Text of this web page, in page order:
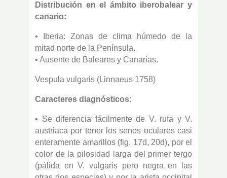
Distribución en el ámbito iberobalear y
canario:
• Iberia: Zonas de clima húmedo de la
mitad norte de la Península.
• Ausente de Baleares y Canarias.
Vespula vulgaris (Linnaeus 1758)
Caracteres diagnósticos:
• Se diferencia fácilmente de V. rufa y V.
austriaca por tener los senos oculares casi
enteramente amarillos (fig. 17d, 20d), por el
color de la pilosidad larga del primer tergo
(pálida en V. vulgaris pero negra en las